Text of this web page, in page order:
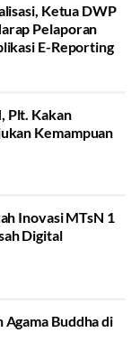
Ketua DWP
Pelaporan
E-Reporting
Plt. Kakan
Kemampuan
Inovasi MTsN 1
Digital
Buddha di